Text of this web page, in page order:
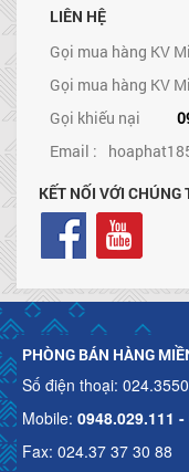
LIÊN HỆ
Gọi mua hàng KV
Gọi mua hàng KV
Gọi khiếu nại
Email :
KẾT NỐI VỚI CHÚNG
PHÒNG BÁN HÀNG
Số điện thoại:
Mobile: 0948.029.111
Fax: 024.37 37 30 88